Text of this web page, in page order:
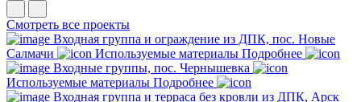
Смотреть все проекты
Входная группа и ограждение из ДПК, пос. Новые
Салмачи
Используемые материалы Подробнее
Входные группы, пос. Чернышевка
Используемые материалы Подробнее
Входная группа и терраса без кровли из ДПК, Арск